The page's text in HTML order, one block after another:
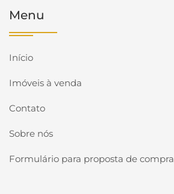
Menu
Início
Imóveis à venda
Contato
Sobre nós
Formulário para proposta de compra